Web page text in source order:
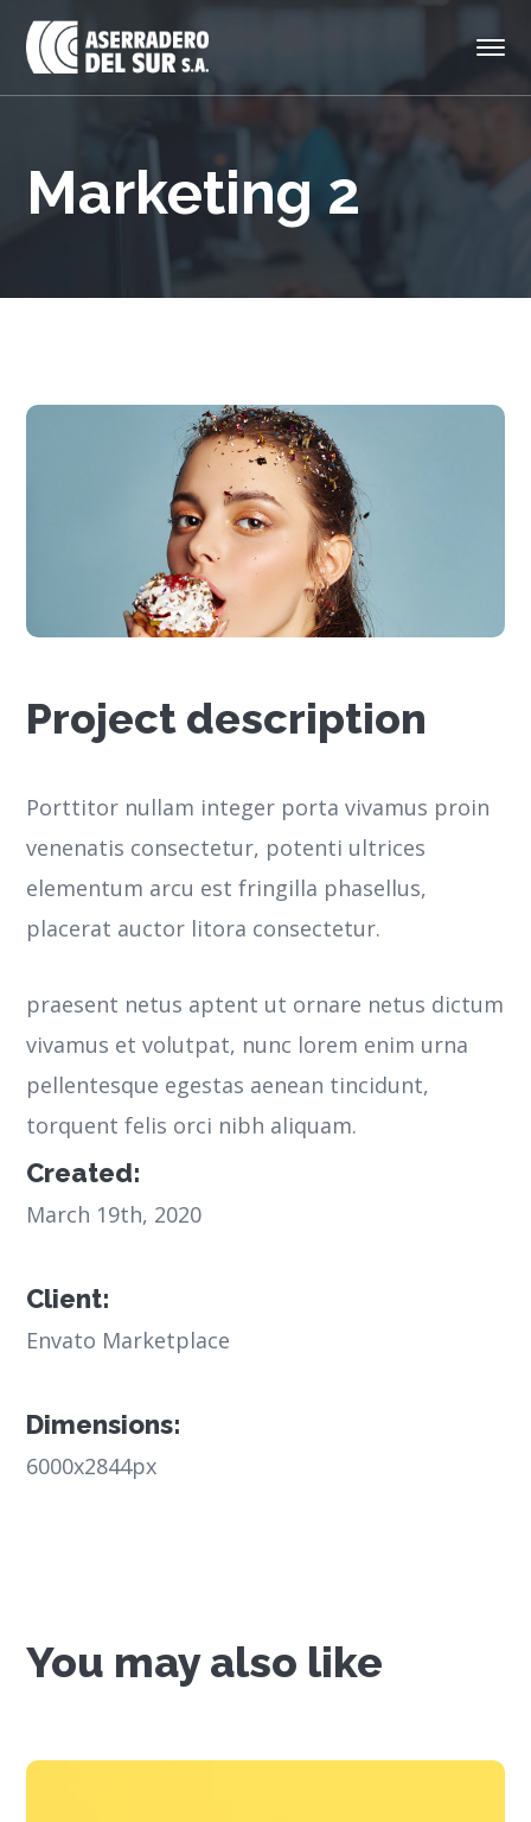
Marketing 2
Project description
Porttitor nullam integer porta vivamus proin
venenatis consectetur, potenti ultrices
elementum arcu est fringilla phasellus,
placerat auctor litora consectetur.
praesent netus aptent ut ornare netus dictum
vivamus et volutpat, nunc lorem enim urna
pellentesque egestas aenean tincidunt,
torquent felis orci nibh aliquam.
Created:
March 19th, 2020
Client:
Envato Marketplace
Dimensions:
6000x2844px
You may also like